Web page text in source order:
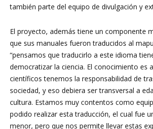
también parte del equipo de divulgación y
El proyecto, además tiene un componente
que sus manuales fueron traducidos al
“pensamos que traducirlo a este idioma
democratizar la ciencia. El conocimiento es
científicos tenemos la responsabilidad de
sociedad, y eso debiera ser transversal a
cultura. Estamos muy contentos como
podido realizar esta traducción, el cual fue
menor, pero que nos permite llevar estas